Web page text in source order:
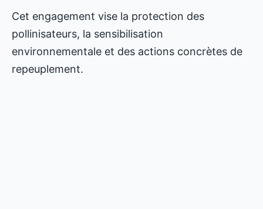
Cet engagement vise la protection des
pollinisateurs, la sensibilisation
environnementale et des actions concrètes de
repeuplement.